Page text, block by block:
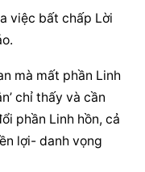
việc bất chấp Lời
mà mất phần Linh
chỉ thấy và cần
lợi- danh vọng